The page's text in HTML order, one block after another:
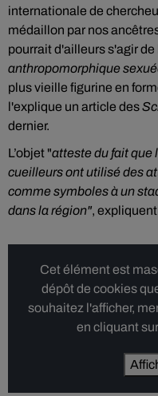
internationale de
médaillon par nos
pourrait d'ailleurs s'agir de
anthropomorphique
plus vieille figurine en
l'explique un article des
dernier.
L’objet "atteste du fait que
cueilleurs ont utilisé des
comme symboles à un
dans la région",
Cet élément est
dépôt de cookies
souhaitez l'afficher,
en cliquant